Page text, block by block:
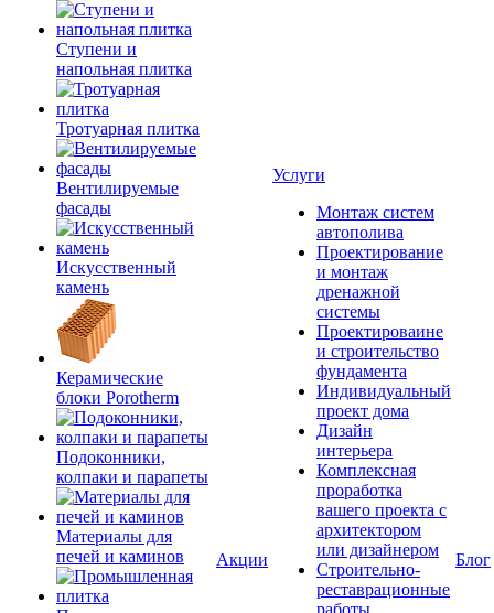
Ступени и
напольная плитка
Тротуарная плитка
Вентилируемые
фасады
Искусственный
камень
Керамические
блоки Porotherm
Подоконники,
колпаки и парапеты
Материалы для
печей и каминов
Акции
Услуги
Монтаж систем
автополива
Проектирование
и монтаж
дренажной
системы
Проектироваине
и строительство
фундамента
Индивидуальный
проект дома
Дизайн
интерьера
Комплексная
проработка
вашего проекта с
архитектором
или дизайнером
Строительно-
реставрационные
работы
Блог